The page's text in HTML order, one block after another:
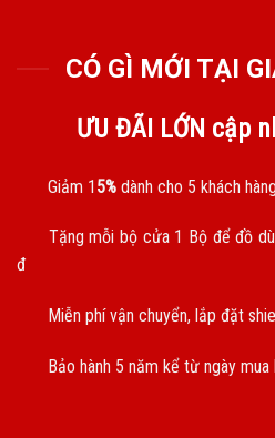
CÓ GÌ MỚI TẠI
ƯU ĐÃI LỚN cập
Giảm 15% dành cho 5 khách
Tặng mỗi bộ cửa 1 Bộ để đồ
đ
Miễn phí vận chuyển, lắp đặt
Bảo hành 5 năm kể từ ngày mua